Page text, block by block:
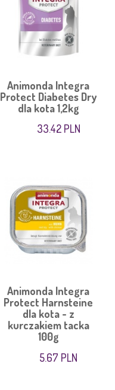
Animonda Integra
Protect Diabetes Dry
dla kota 1,2kg
33.42 PLN
Animonda Integra
Protect Harnsteine
dla kota - z
kurczakiem tacka
100g
5.67 PLN